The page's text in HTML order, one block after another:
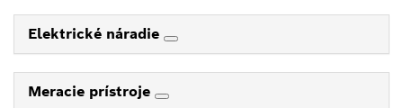
Elektrické náradie
Meracie prístroje